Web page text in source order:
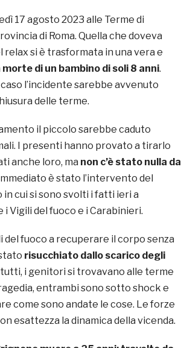
17 agosto 2023 alle Terme di
di Roma. Quella che doveva
relax si è trasformata in una vera e
morte di un bambino di soli 8 anni.
l’incidente sarebbe avvenuto
delle terme.
il piccolo sarebbe caduto
I presenti hanno provato a tirarlo
anche loro, ma non c’è stato nulla da
è stato l’intervento del
in cui si sono svolti i fatti ieri a
i Vigili del fuoco e i Carabinieri.
fuoco a recuperare il corpo senza
risucchiato dallo scarico degli
tutti, i genitori si trovavano alle terme
entrambi sono sotto shock e
come sono andate le cose. Le forze
esattezza la dinamica della vicenda.